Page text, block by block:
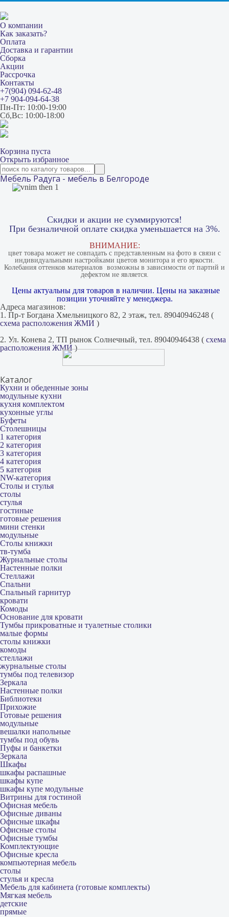
О компании
Как заказать?
Оплата
Доставка и гарантии
Сборка
Акции
Рассрочка
Контакты
+7(904) 094-62-48
+7 904-094-64-38
Пн-Пт: 10:00-19:00
Сб,Вс: 10:00-18:00
Корзина пуста
Открыть избранное
Мебель Радуга - мебель в Белгороде
Скидки и акции не суммируются!
При безналичной оплате скидка уменьшается на 3%.
ВНИМАНИЕ:
цвет товара может не совпадать с представленным на фото в связи с
индивидуальными настройками цветов монитора и его яркости.
Колебания оттенков материалов​ ​ возможны в зависимости от партий и
дефектом не является.
Цены актуальны для товаров в наличии. Цены на заказные
позиции уточняйте у менеджера.
Адреса магазинов:
1. Пр-т Богдана Хмельницкого 82, 2 этаж, тел. 89040946248 (
схема расположения ЖМИ )
2. Ул. Конева 2, ТП рынок Солнечный, тел. 89040946438 ( схема
расположения ЖМИ)
Каталог
Кухни и обеденные зоны
модульные кухни
кухня комплектом
кухонные углы
Буфеты
Столешницы
1 категория
2 категория
3 категория
4 категория
5 категория
NW-категория
Столы и стулья
столы
стулья
гостиные
готовые решения
мини стенки
модульные
Столы книжки
тв-тумба
Журнальные столы
Настенные полки
Стеллажи
Спальни
Спальный гарнитур
кровати
Комоды
Основание для кровати
Тумбы прикроватные и туалетные столики
малые формы
столы книжки
комоды
стеллажи
журнальные столы
тумбы под телевизор
Зеркала
Настенные полки
Библиотеки
Прихожие
Готовые решения
модульные
вешалки напольные
тумбы под обувь
Пуфы и банкетки
Зеркала
Шкафы
шкафы распашные
шкафы купе
шкафы купе модульные
Витрины для гостиной
Офисная мебель
Офисные диваны
Офисные шкафы
Офисные столы
Офисные тумбы
Комплектующие
Офисные кресла
компьютерная мебель
столы
стулья и кресла
Мебель для кабинета (готовые комплекты)
Мягкая мебель
детские
прямые